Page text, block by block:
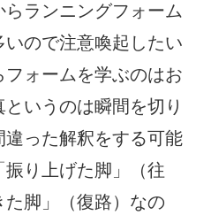
らランニングフォーム
ので注意喚起したい
ォームを学ぶのはお
いうのは瞬間を切り
った解釈をする可能
り上げた脚」（往
脚」（復路）なの